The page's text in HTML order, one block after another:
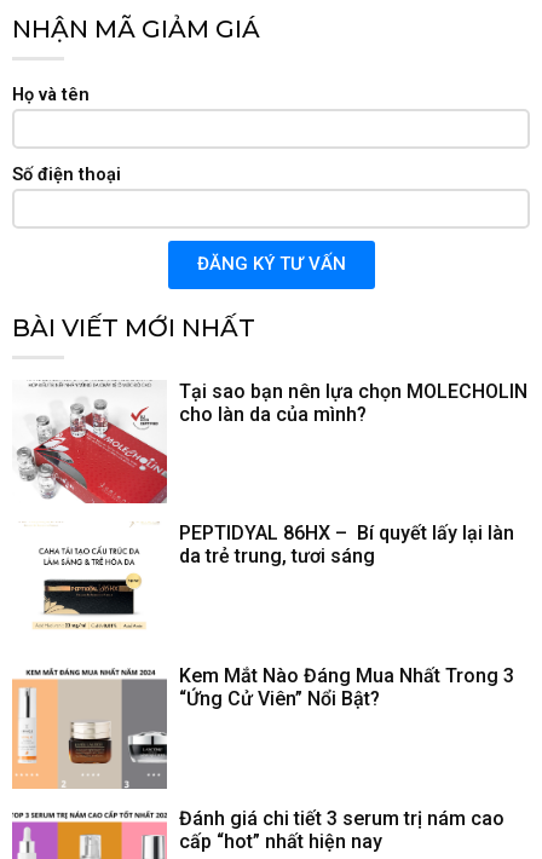
NHẬN MÃ GIẢM GIÁ
Họ và tên
Số điện thoại
ĐĂNG KÝ TƯ VẤN
BÀI VIẾT MỚI NHẤT
Tại sao bạn nên lựa chọn MOLECHOLIN
cho làn da của mình?
PEPTIDYAL 86HX – Bí quyết lấy lại làn
da trẻ trung, tươi sáng
Kem Mắt Nào Đáng Mua Nhất Trong 3
“Ứng Cử Viên” Nổi Bật?
Đánh giá chi tiết 3 serum trị nám cao
cấp “hot” nhất hiện nay